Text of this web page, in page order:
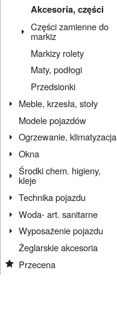
Akcesoria, części
Części zamienne do
markiz
Markizy rolety
Maty, podłogi
Przedsionki
Meble, krzesła, stoły
Modele pojazdów
Ogrzewanie, klimatyzacja
Okna
Środki chem. higieny,
kleje
Technika pojazdu
Woda- art. sanitarne
Wyposażenie pojazdu
Żeglarskie akcesoria
Przecena